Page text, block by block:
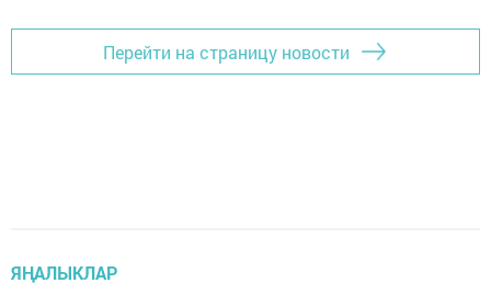
Перейти на страницу новости
ЯҢАЛЫКЛАР